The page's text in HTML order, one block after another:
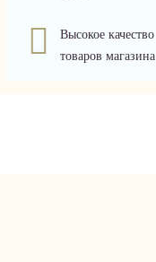
Высокое качество
товаров магазина